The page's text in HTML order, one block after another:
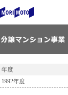
年度
1992年度